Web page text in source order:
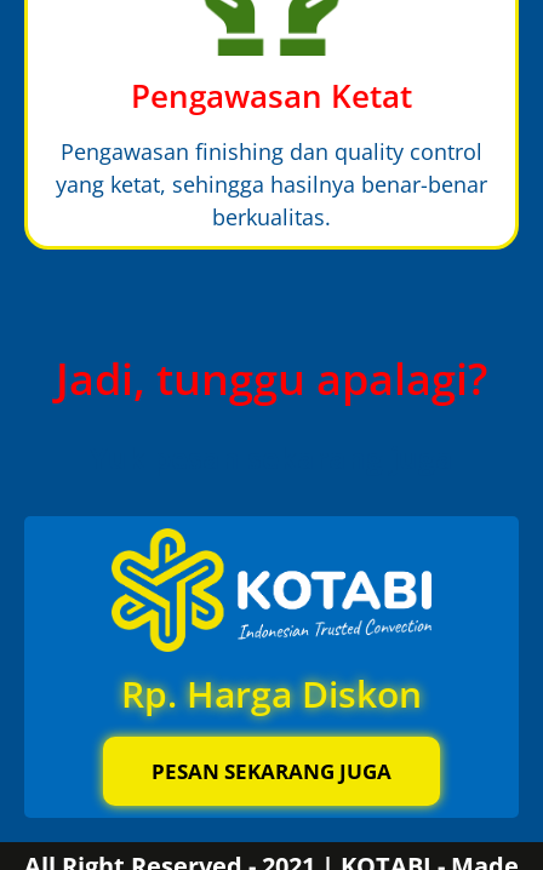
Pengawasan Ketat
Pengawasan finishing dan quality control
yang ketat, sehingga hasilnya benar-benar
berkualitas.
Jadi, tunggu apalagi?
Rp. Harga Diskon
PESAN SEKARANG JUGA